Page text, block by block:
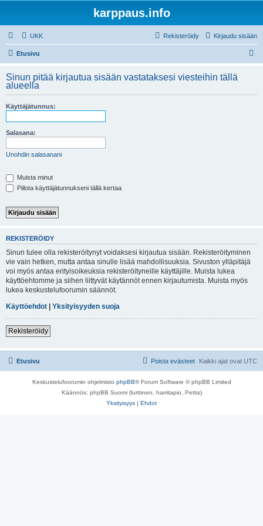
karppaus.info
UKK Kirjaudu sisään
Rekisteröidy
Etusivu
i
Sinun pitää kirjautua sisään vastataksesi viesteihin tällä
alueella
Käyttäjätunnus:
Salasana:
Unohdin salasanani
Muista minut
Piilota käyttäjätunnukseni tällä kertaa
REKISTERÖIDY
Sinun tulee olla rekisteröitynyt voidaksesi kirjautua sisään. Rekisteröityminen
vie vain hetken, mutta antaa sinulle lisää mahdollisuuksia. Sivuston ylläpitäjä
voi myös antaa erityisoikeuksia rekisteröityneille käyttäjille. Muista lukea
käyttöehtomme ja siihen liittyvät käytännöt ennen kirjautumista. Muista myös
lukea keskustelufoorumin säännöt.
Käyttöehdot | Yksityisyyden suoja
Rekisteröidy
Etusivu Kaikki ajat ovat UTC
Poista evästeet
Keskustelufoorumin ohjelmisto phpBB® Forum Software © phpBB Limited
Käännös: phpBB Suomi (lurttinen, harritapio, Pettis)
Yksityisyys | Ehdot